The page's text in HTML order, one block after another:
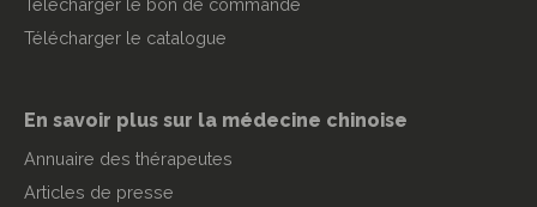
Télécharger le bon de commande
Télécharger le catalogue
En savoir plus sur la médecine chinoise
Annuaire des thérapeutes
Articles de presse